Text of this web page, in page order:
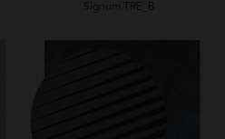
Signum.TRE_B